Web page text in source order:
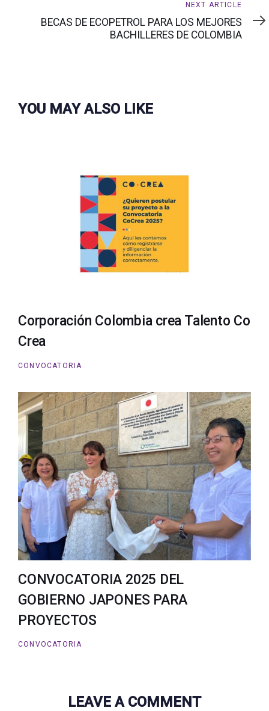
NEXT ARTICLE
BECAS DE ECOPETROL PARA LOS MEJORES
BACHILLERES DE COLOMBIA
YOU MAY ALSO LIKE
Corporación Colombia crea Talento Co
Crea
CONVOCATORIA
CONVOCATORIA 2025 DEL
GOBIERNO JAPONES PARA
PROYECTOS
CONVOCATORIA
LEAVE A COMMENT